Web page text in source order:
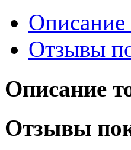
Описание
Отзывы
Описание
Отзывы